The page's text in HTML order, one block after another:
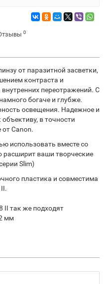
0
от паразитной засветки,
контраста и
переотражений. С
богаче и глубже.
освещения. Надежное и
в точности
Canon.
использовать вместе со
расширит ваши творческие
Slim)
пластика и совместима
II так же подходят
мм